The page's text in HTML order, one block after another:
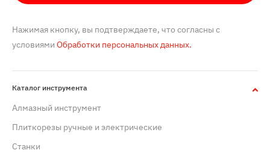
Нажимая кнопку, вы подтверждаете, что согласны с
условиями Обработки персональных данных.
Каталог инструмента
Алмазный инструмент
Плиткорезы ручные и электрические
Станки